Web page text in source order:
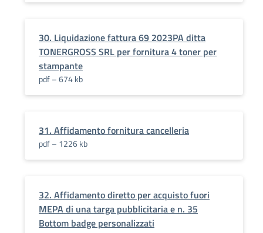
30. Liquidazione fattura 69 2023PA ditta
TONERGROSS SRL per fornitura 4 toner per
stampante
pdf – 674 kb
31. Affidamento fornitura cancelleria
pdf – 1226 kb
32. Affidamento diretto per acquisto fuori
MEPA di una targa pubblicitaria e n. 35
Bottom badge personalizzati